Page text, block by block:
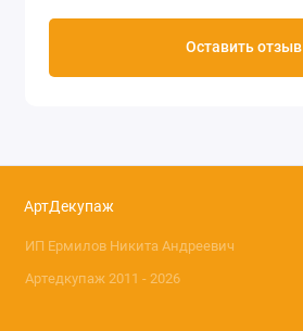
Оставить отзыв
АртДекупаж
ИП Ермилов Никита Андреевич
Артедкупаж 2011 - 2026